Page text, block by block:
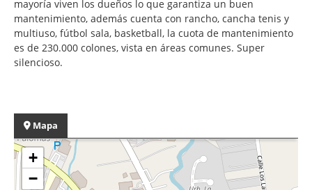
mayoría viven los dueños lo que garantiza un buen
mantenimiento, además cuenta con rancho, cancha tenis y
multiuso, fútbol sala, basketball, la cuota de mantenimiento
es de 230.000 colones, vista en áreas comunes. Super
silencioso.
Mapa
+
−